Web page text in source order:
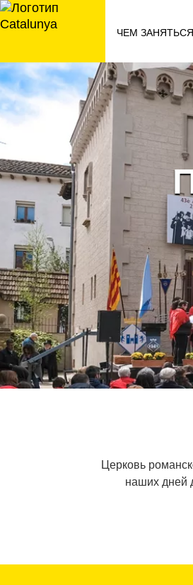
перейти
к
ЧЕМ ЗАНЯТЬСЯ
Церковь
наших дней